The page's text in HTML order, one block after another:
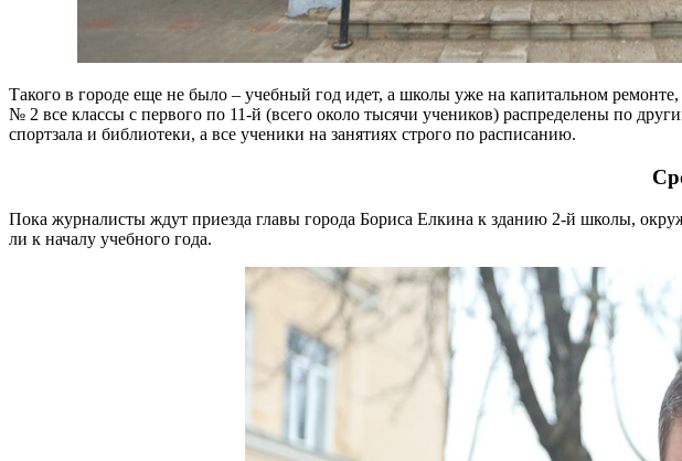
Такого в городе еще не было – учебный год идет, а школы уже на капитальном
№ 2 все классы с первого по 11-й (всего около тысячи учеников) распределены по
спортзала и библиотеки, а все ученики на занятиях строго по расписанию.
Пока журналисты ждут приезда главы города Бориса Елкина к зданию 2-й школы,
ли к началу учебного года.